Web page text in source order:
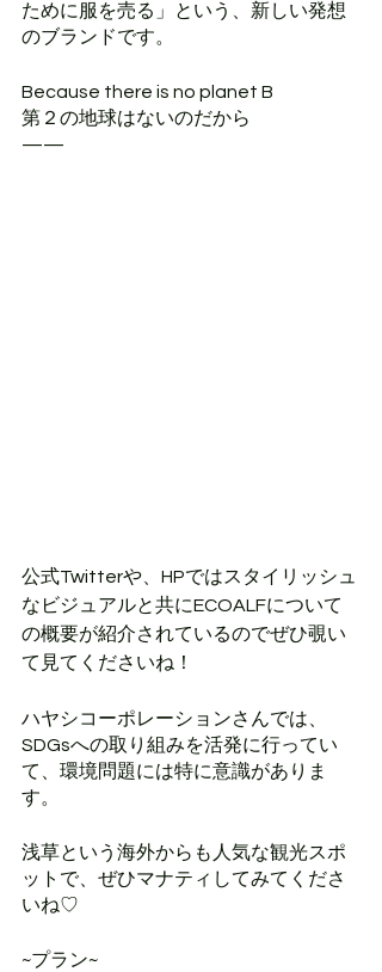
ために服を売る」という、新しい発想
のブランドです。
Because there is no planet B
第２の地球はないのだから
——
公式Twitterや、HPではスタイリッシュ
なビジュアルと共にECOALFについて
の概要が紹介されているのでぜひ覗い
て見てくださいね！
ハヤシコーポレーションさんでは、
SDGsへの取り組みを活発に行ってい
て、環境問題には特に意識がありま
す。
浅草という海外からも人気な観光スポ
ットで、ぜひマナティしてみてくださ
いね♡
~プラン~